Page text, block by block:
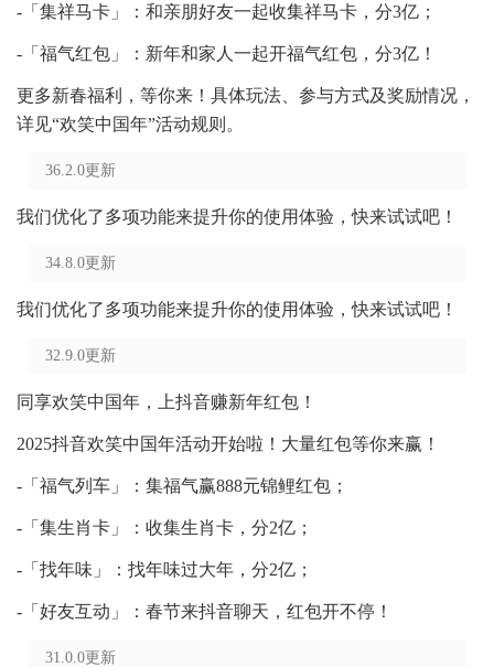
-「集祥马卡」：和亲朋好友一起收集祥马卡，分3亿；
-「福气红包」：新年和家人一起开福气红包，分3亿！
更多新春福利，等你来！具体玩法、参与方式及奖励情况，
详见“欢笑中国年”活动规则。
36.2.0更新
我们优化了多项功能来提升你的使用体验，快来试试吧！
34.8.0更新
我们优化了多项功能来提升你的使用体验，快来试试吧！
32.9.0更新
同享欢笑中国年，上抖音赚新年红包！
2025抖音欢笑中国年活动开始啦！大量红包等你来赢！
-「福气列车」：集福气赢888元锦鲤红包；
-「集生肖卡」：收集生肖卡，分2亿；
-「找年味」：找年味过大年，分2亿；
-「好友互动」：春节来抖音聊天，红包开不停！
31.0.0更新